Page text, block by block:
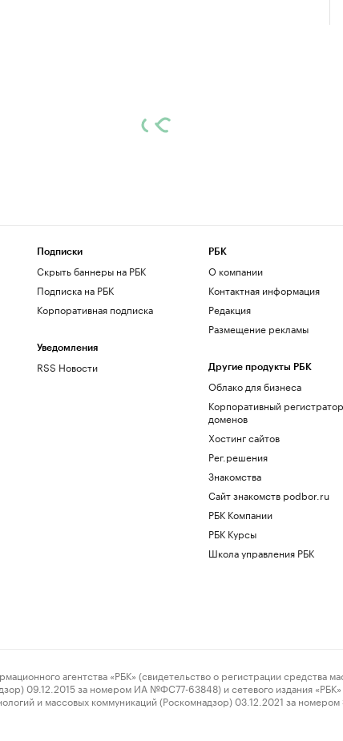
Подписки
Скрыть баннеры на РБК
Подписка на РБК
Корпоративная подписка
Уведомления
RSS Новости
РБК
О компании
Контактная информация
Редакция
Размещение рекламы
Другие продукты РБК
Облако для бизнеса
Корпоративный регистратор
доменов
Хостинг сайтов
Рег.решения
Знакомства
Сайт знакомств podbor.ru
РБК Компании
РБК Курсы
Школа управления РБК
агентства «РБК» (свидетельство о регистрации средства
09.12.2015 за номером ИА №ФС77-63848) и сетевого издания
и массовых коммуникаций (Роскомнадзор) 03.12.2021 за